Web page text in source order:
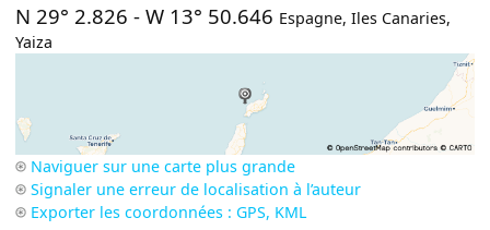
N 29° 2.826 -W 13° 50.646 Espagne,Iles Canaries,
Yaiza
Naviguer sur une carte plus grande
Signaler une erreur de localisation à l’auteur
Exporter les coordonnées : GPS, KML